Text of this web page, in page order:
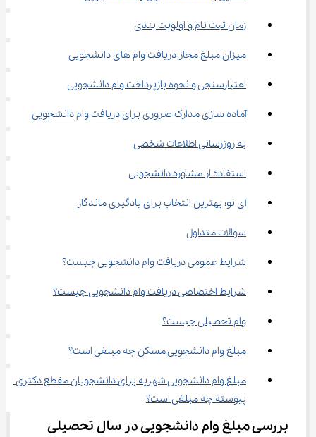
زمان ثبت نام و اولویت بندی
میزان مبلغ مجاز دریافت وام های دانشجویی
اعتبارسنجی و نحوه بازپرداخت وام دانشجویی
آماده سازی مدارک ضروری برای دریافت وام دانشجویی
به روزرسانی اطلاعات شخصی
استفاده از مشاوره دانشجویی
آی نو؛ بهترین انتخاب برای یادگیری ماندگار
سوالات متداول
شرایط عمومی دریافت وام دانشجویی چیست؟
شرایط اختصاصی دریافت وام دانشجویی چیست؟
وام تحصیلی چیست؟
مبلغ وام دانشجویی مسکن چه مبلغی است؟
مبلغ وام دانشجویی شهریه برای دانشجویان مقطع دکتری
پیوسته چه مبلغی است؟
بررسی مبلغ وام دانشجویی در سال تحصیلی